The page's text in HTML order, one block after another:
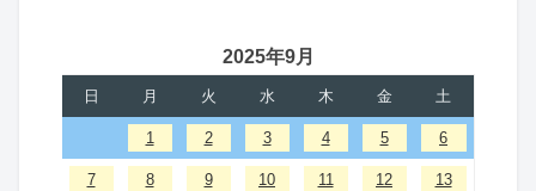
2025年9月
日 月 火 水 木 金 土
1 2 3 4 5 6
7 8 9 10 11 12 13